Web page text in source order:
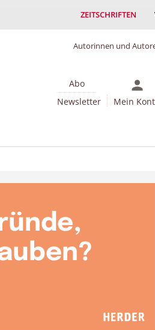
ZEITSCHRIFTEN
Autorinnen und
Abo
Newsletter
Mein